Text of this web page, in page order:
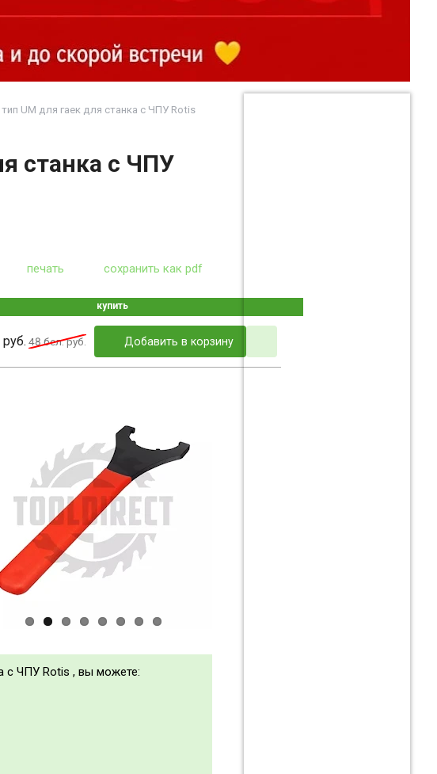
UM для гаек для станка с ЧПУ Rotis
станка с ЧПУ
печать сохранить как pdf
купить
48бел. руб. Добавить в корзину
с ЧПУ Rotis , вы можете: